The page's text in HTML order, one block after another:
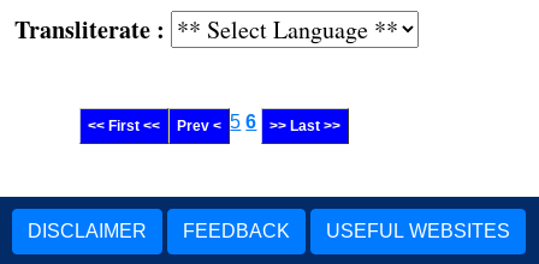
:
<< First << Prev < 5 6 >> Last >>
DISCLAIMER FEEDBACK USEFUL WEBSITES